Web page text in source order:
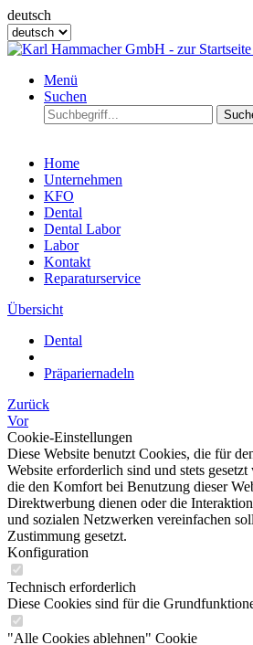
deutsch
Menü
Suchen
Home
Unternehmen
KFO
Dental
Dental Labor
Labor
Kontakt
Reparaturservice
Übersicht
Dental
Präpariernadeln
Zurück
Vor
Cookie-Einstellungen
Diese Website benutzt Cookies, die für
Website erforderlich sind und stets
die den Komfort bei Benutzung dieser
Direktwerbung dienen oder die
und sozialen Netzwerken vereinfachen
Zustimmung gesetzt.
Konfiguration
Technisch erforderlich
Diese Cookies sind für die
"Alle Cookies ablehnen" Cookie